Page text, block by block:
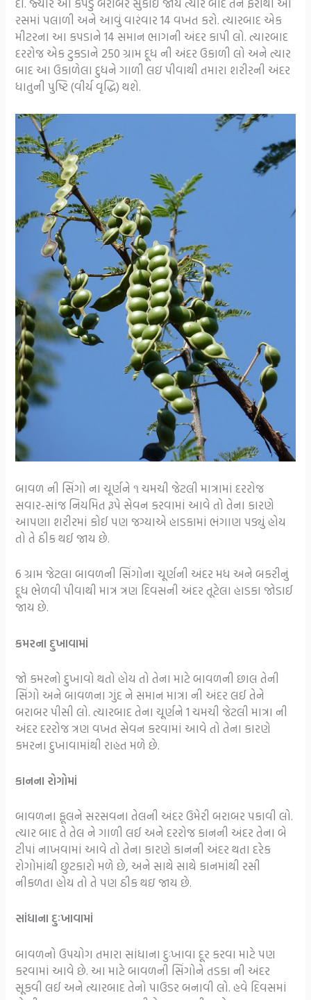
રસમાં પલાળી અને આવું વારંવાર 14 વખત કરો. ત્યારબાદ એક
મીટરના આ કપડાને 14 સમાન ભાગની અંદર કાપી લો. ત્યારબાદ
દરરોજ એક ટુકડાને 250 ગ્રામ દૂધ ની અંદર ઉકાળી લો અને ત્યાર
બાદ આ ઉકાળેલા દુધને ગાળી લઇ પીવાથી તમારા શરીરની અંદર
ધાતુની પુષ્ટિ (વીર્ય વૃદ્ધિ) થશે.
બાવળ ની સિંગો ના ચૂર્ણને ૧ ચમચી જેટલી માત્રામાં દરરોજ
સવાર-સાંજ નિયમિત રૂપે સેવન કરવામાં આવે તો તેના કારણે
આપણા શરીરમાં કોઈ પણ જગ્યાએ હાડકામાં ભંગાણ પડ્યું હોય
તો તે ઠીક થઈ જાય છે.
6 ગ્રામ જેટલા બાવળની સિંગોના ચૂર્ણની અંદર મધ અને બકરીનું
દૂધ ભેળવી પીવાથી માત્ર ત્રણ દિવસની અંદર તૂટેલા હાડકા જોડાઈ
જાય છે.
કમરના દુખાવામાં
જો કમરનો દુખાવો થતો હોય તો તેના માટે બાવળની છાલ તેની
સિંગો અને બાવળના ગુંદ ને સમાન માત્રા ની અંદર લઈ તેને
બરાબર પીસી લો. ત્યારબાદ તેના ચૂર્ણને 1 ચમચી જેટલી માત્રા ની
અંદર દરરોજ ત્રણ વખત સેવન કરવામાં આવે તો તેના કારણે
કમરના દુખાવામાંથી રાહત મળે છે.
કાનના રોગોમાં
બાવળના ફૂલને સરસવના તેલની અંદર ઉમેરી બરાબર પકાવી લો.
ત્યાર બાદ તે તેલ ને ગાળી લઈ અને દરરોજ કાનની અંદર તેના બે
ટીપાં નાખવામાં આવે તો તેના કારણે કાનની અંદર થતા દરેક
રોગોમાંથી છુટકારો મળે છે, અને સાથે સાથે કાનમાંથી રસી
નીકળતા હોય તો તે પણ ઠીક થઇ જાય છે.
સાંધાના દુઃખાવામાં
બાવળનો ઉપયોગ તમારા સાંધાના દુઃખાવા દૂર કરવા માટે પણ
કરવામાં આવે છે. આ માટે બાવળની સિંગોને તડકા ની અંદર
સૂકવી લઈ અને ત્યારબાદ તેનો પાઉડર બનાવી લો. હવે દિવસમાં